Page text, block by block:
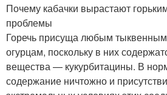
Почему кабачки вырастают
проблемы
Горечь присуща любым
огурцам, поскольку в них
вещества — кукурбитацины. В
содержание ничтожно и